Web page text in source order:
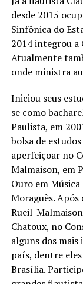
desde 2015
Sinfônica do
2014 integrou a
Atualmente
onde ministra
Iniciou seus
se como
Paulista, em
bolsa de
aperfeiçoar no
Malmaison, em
Ouro em
Moraguès.
Rueil-
Chatoux, no
alguns dos
país, dentre
Brasília.